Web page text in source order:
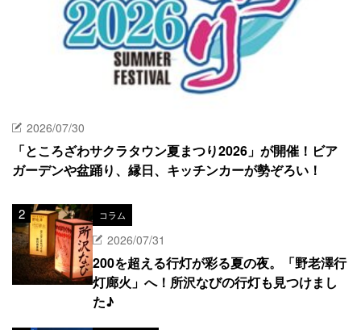
2026/07/30
「ところざわサクラタウン夏まつり2026」が開催！ビア
ガーデンや盆踊り、縁日、キッチンカーが勢ぞろい！
コラム
2026/07/31
200を超える行灯が彩る夏の夜。「野老澤行
灯廊火」へ！所沢なびの行灯も見つけまし
た♪